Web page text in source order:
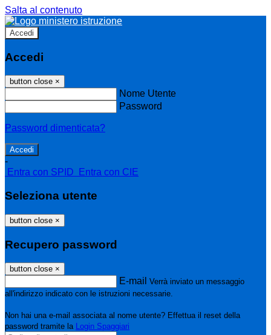
Salta al contenuto
Accedi
Accedi
button close ×
Nome Utente
Password
Password dimenticata?
-
Entra con SPID
Entra con CIE
Seleziona utente
button close ×
Recupero password
button close ×
E-mail Verrà inviato un messaggio
all'indirizzo indicato con le istruzioni necessarie.
Non hai una e-mail associata al nome utente? Effettua il reset della
password tramite la Login Spaggiari